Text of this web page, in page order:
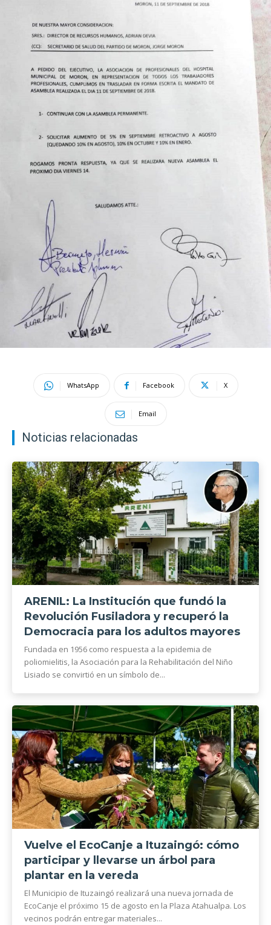
WhatsApp Facebook X
Email
Noticias relacionadas
ARENIL: La Institución que fundó la
Revolución Fusiladora y recuperó la
Democracia para los adultos mayores
Fundada en 1956 como respuesta a la epidemia de
poliomielitis, la Asociación para la Rehabilitación del Niño
Lisiado se convirtió en un símbolo de...
Vuelve el EcoCanje a Ituzaingó: cómo
participar y llevarse un árbol para
plantar en la vereda
El Municipio de Ituzaingó realizará una nueva jornada de
EcoCanje el próximo 15 de agosto en la Plaza Atahualpa. Los
vecinos podrán entregar materiales...